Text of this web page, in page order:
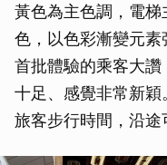
黃色為主色調，電
色，以色彩漸變元素
首批體驗的乘客大
十足、感覺非常新
旅客步行時間，沿途